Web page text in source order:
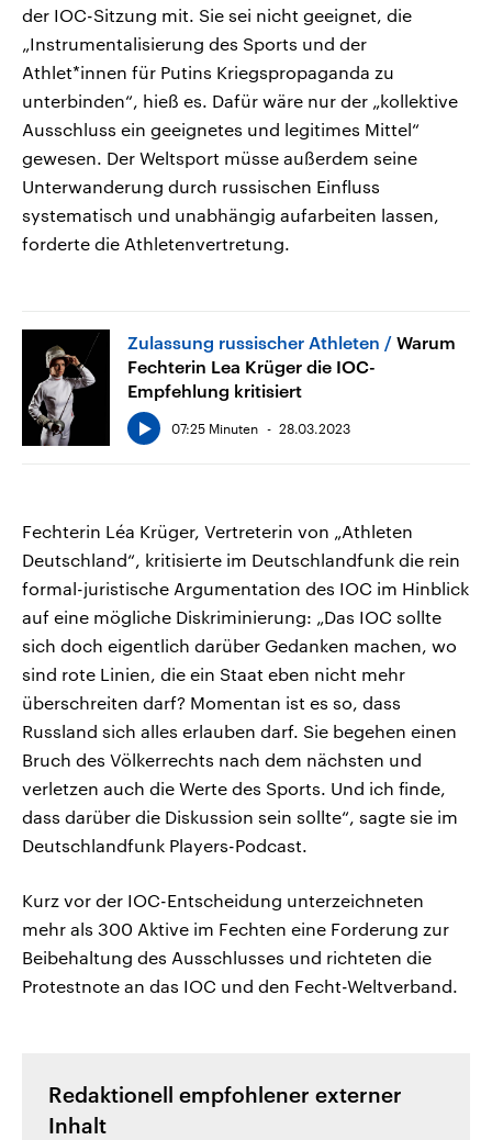
der IOC-Sitzung mit. Sie sei nicht geeignet, die
„Instrumentalisierung des Sports und der
Athlet*innen für Putins Kriegspropaganda zu
unterbinden“, hieß es. Dafür wäre nur der „kollektive
Ausschluss ein geeignetes und legitimes Mittel“
gewesen. Der Weltsport müsse außerdem seine
Unterwanderung durch russischen Einfluss
systematisch und unabhängig aufarbeiten lassen,
forderte die Athletenvertretung.
Zulassung russischer Athleten
Warum
Fechterin Lea Krüger die IOC-
Empfehlung kritisiert
07:25 Minuten 28.03.2023
Fechterin Léa Krüger, Vertreterin von „Athleten
Deutschland“, kritisierte im Deutschlandfunk die rein
formal-juristische Argumentation des IOC im Hinblick
auf eine mögliche Diskriminierung: „Das IOC sollte
sich doch eigentlich darüber Gedanken machen, wo
sind rote Linien, die ein Staat eben nicht mehr
überschreiten darf? Momentan ist es so, dass
Russland sich alles erlauben darf. Sie begehen einen
Bruch des Völkerrechts nach dem nächsten und
verletzen auch die Werte des Sports. Und ich finde,
dass darüber die Diskussion sein sollte“, sagte sie im
Deutschlandfunk Players-Podcast.
Kurz vor der IOC-Entscheidung unterzeichneten
mehr als 300 Aktive im Fechten eine Forderung zur
Beibehaltung des Ausschlusses und richteten die
Protestnote an das IOC und den Fecht-Weltverband.
Redaktionell empfohlener externer
Inhalt